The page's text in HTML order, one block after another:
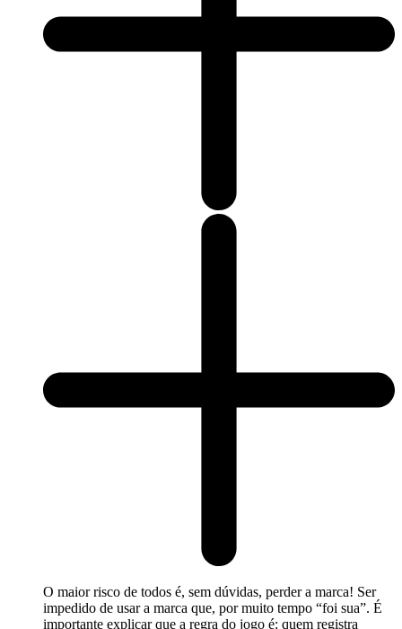
O maior risco de todos é, sem dúvidas, perder a marca! Ser
impedido de usar a marca que, por muito tempo “foi sua”. É
importante explicar que a regra do jogo é: quem registra